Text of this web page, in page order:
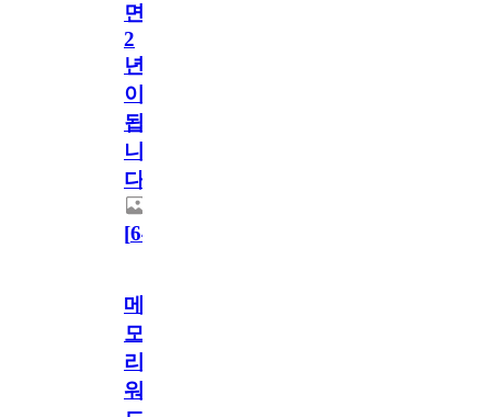
면
2
년
이
됩
니
다.
[64
메
모
리
워